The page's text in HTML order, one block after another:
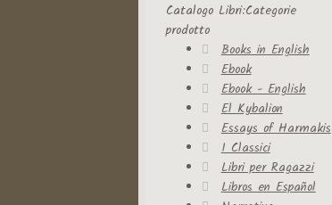
Catalogo Libri:Categorie
prodotto
Books in English
Ebook
Ebook - English
El Kybalion
Essays of Harmakis
I Classici
Libri per Ragazzi
Libros en Español